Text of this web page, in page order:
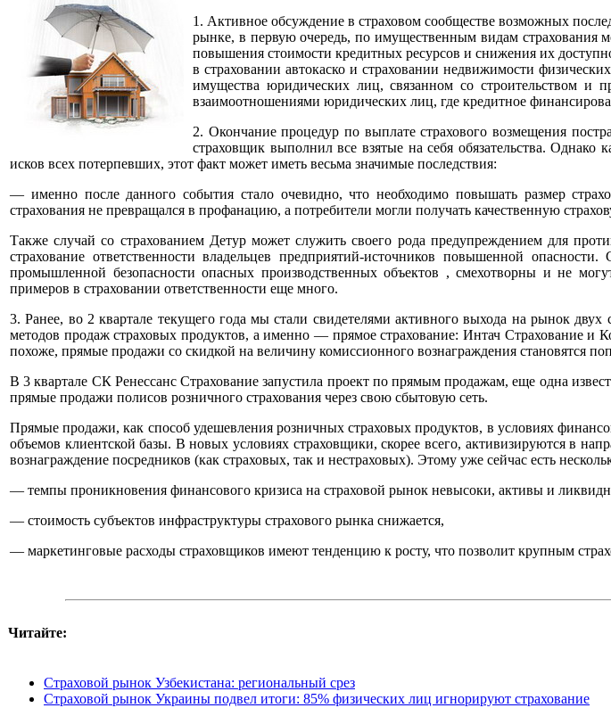
1. Активное обсуждение в страховом сообществе возможных
рынке, в первую очередь, по имущественным видам страхования
повышения стоимости кредитных ресурсов и снижения их
в страховании автокаско и страховании недвижимости
имущества юридических лиц, связанном со строительством
взаимоотношениями юридических лиц, где кредитное
2. Окончание процедур по выплате страхового возмещения
страховщик выполнил все взятые на себя обязательства. Однако
исков всех потерпевших, этот факт может иметь весьма значимые последствия:
— именно после данного события стало очевидно, что необходимо повышать размер
страхования не превращался в профанацию, а потребители могли получать качественную
Также случай со страхованием Детур может служить своего рода предупреждением для
страхование ответственности владельцев предприятий-источников повышенной
промышленной безопасности опасных производственных объектов , смехотворны и не
примеров в страховании ответственности еще много.
3. Ранее, во 2 квартале текущего года мы стали свидетелями активного выхода на рынок
методов продаж страховых продуктов, а именно — прямое страхование: Интач Страхование и
похоже, прямые продажи со скидкой на величину комиссионного вознаграждения становятся
В 3 квартале СК Ренессанс Страхование запустила проект по прямым продажам, еще одна
прямые продажи полисов розничного страхования через свою сбытовую сеть.
Прямые продажи, как способ удешевления розничных страховых продуктов, в условиях
объемов клиентской базы. В новых условиях страховщики, скорее всего, активизируются в
вознаграждение посредников (как страховых, так и нестраховых). Этому уже сейчас есть
— темпы проникновения финансового кризиса на страховой рынок невысоки, активы и
— стоимость субъектов инфраструктуры страхового рынка снижается,
— маркетинговые расходы страховщиков имеют тенденцию к росту, что позволит крупным
Читайте:
Страховой рынок Узбекистана: региональный срез
Страховой рынок Украины подвел итоги: 85% физических лиц игнорируют страхование